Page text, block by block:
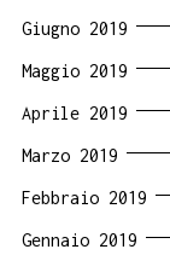
Giugno 2019
Maggio 2019
Aprile 2019
Marzo 2019
Febbraio 2019
Gennaio 2019